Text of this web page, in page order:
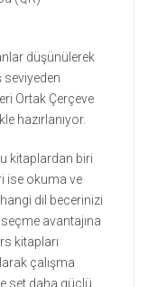
düşünülerek
seviyeden
Ortak Çerçeve
hazırlanıyor.
kitaplardan biri
ise okuma ve
dil becerinizi
avantajına
kitapları
çalışma
set daha güçlü